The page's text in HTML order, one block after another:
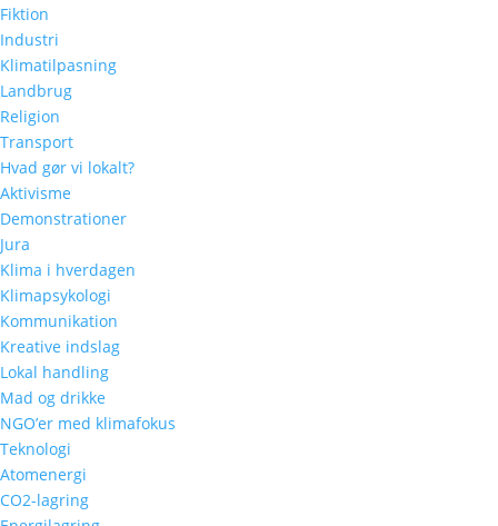
Fiktion
Industri
Klimatilpasning
Landbrug
Religion
Transport
Hvad gør vi lokalt?
Aktivisme
Demonstrationer
Jura
Klima i hverdagen
Klimapsykologi
Kommunikation
Kreative indslag
Lokal handling
Mad og drikke
NGO’er med klimafokus
Teknologi
Atomenergi
CO2-lagring